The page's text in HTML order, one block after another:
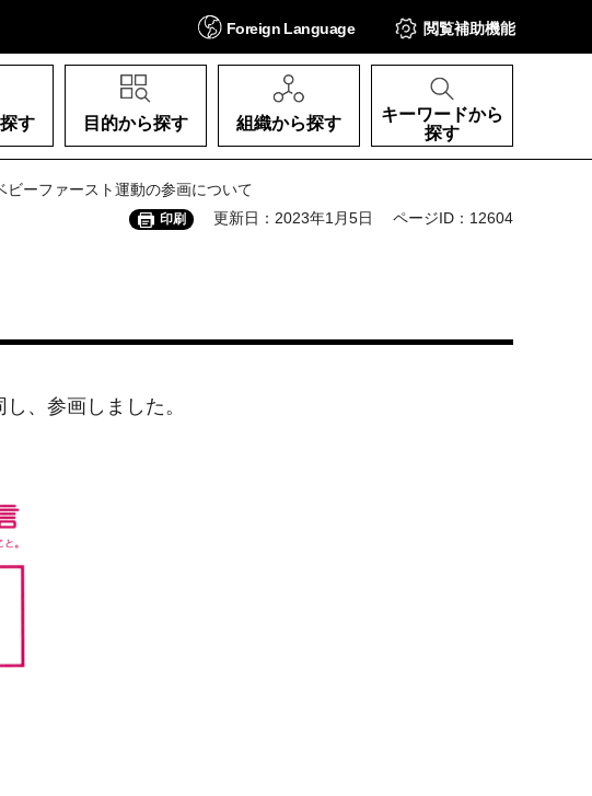
Foreign Language 閲覧補助機能
す 目的から探す 組織から探す
キーワードから
探す
ビーファースト運動の参画について
印刷 更新日：2023年1月5日 ページID：12604
、参画しました。